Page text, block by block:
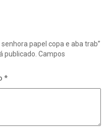
papel copa e aba trab”
publicado. Campos
*